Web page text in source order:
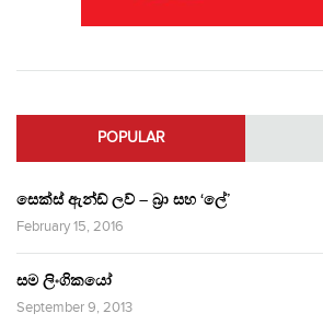
POPULAR
සෙක්ස් ඇන්ඩ් ලව් – බ්‍රා සහ ‘ලේ’
February 15, 2016
සම ලිංගිකයෝ
September 9, 2013